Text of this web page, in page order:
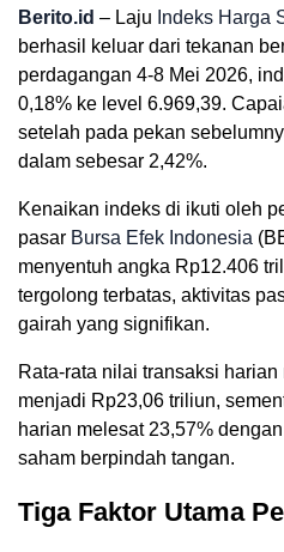
Berito.id – Laju Indeks Harga
berhasil keluar dari tekanan
perdagangan 4-8 Mei 2026,
0,18% ke level 6.969,39.
setelah pada pekan
dalam sebesar 2,42%.
Kenaikan indeks di ikuti oleh
pasar Bursa Efek Indonesia
menyentuh angka Rp12.406
tergolong terbatas, aktivitas
gairah yang signifikan.
Rata-rata nilai transaksi
menjadi Rp23,06 triliun,
harian melesat 23,57%
saham berpindah tangan.
Tiga Faktor Utama